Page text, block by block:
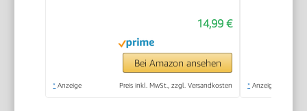
14,99 €
Bei Amazon ansehen
* Anzeige Preis inkl. MwSt., zzgl. Versandkosten * Anzeige